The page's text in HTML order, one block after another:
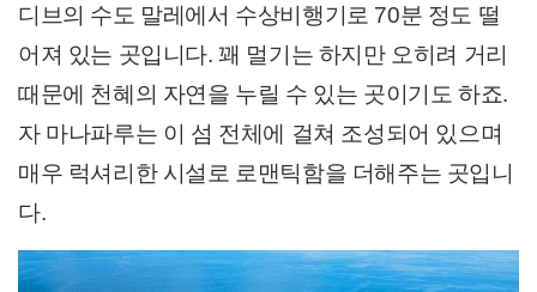
디브의 수도 말레에서 수상비행기로 70분 정도 떨
어져 있는 곳입니다. 꽤 멀기는 하지만 오히려 거리
때문에 천혜의 자연을 누릴 수 있는 곳이기도 하죠.
자 마나파루는 이 섬 전체에 걸쳐 조성되어 있으며
매우 럭셔리한 시설로 로맨틱함을 더해주는 곳입니
다.